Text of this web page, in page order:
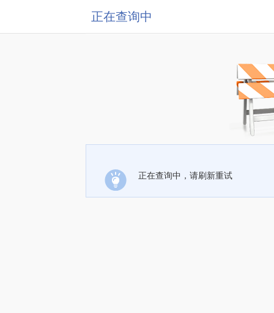
正在查询中
正在查询中，请刷新重试